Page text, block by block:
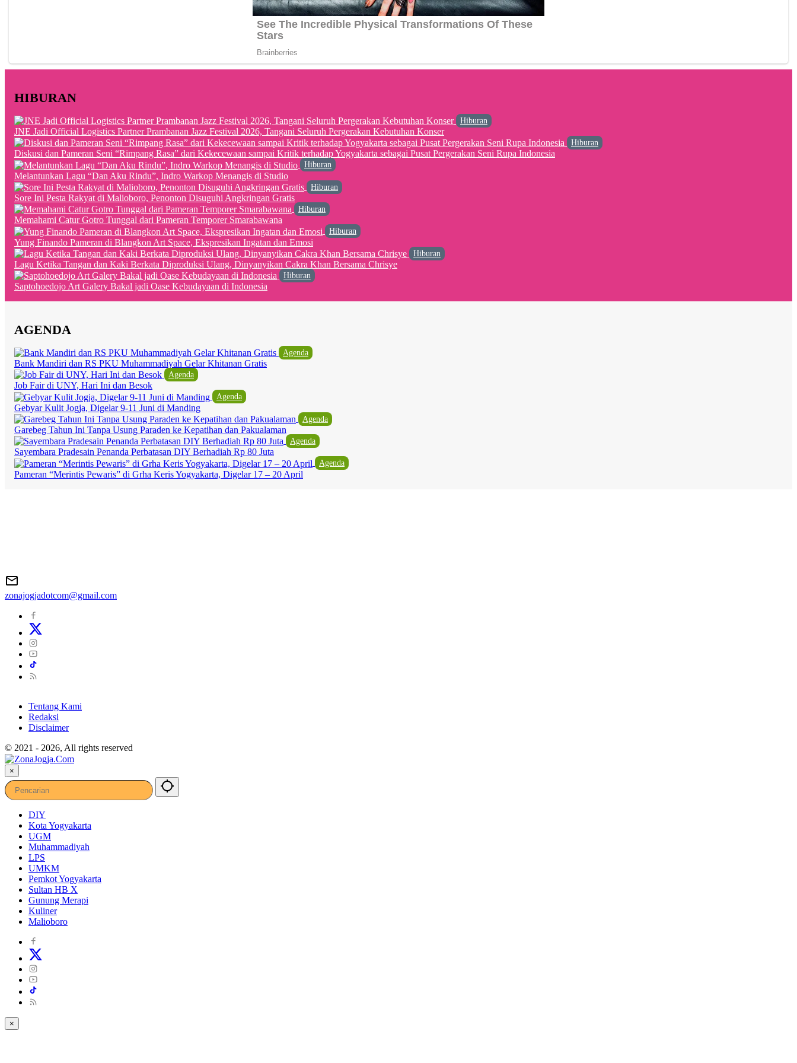
HIBURAN
Hiburan
JNE Jadi Official Logistics Partner Prambanan Jazz Festival 2026, Tangani Seluruh Pergerakan Kebutuhan Konser
Hiburan
Diskusi dan Pameran Seni “Rimpang Rasa” dari Kekecewaan sampai Kritik terhadap Yogyakarta sebagai Pusat Pergerakan Seni Rupa Indonesia
Hiburan
Melantunkan Lagu “Dan Aku Rindu”, Indro Warkop Menangis di Studio
Hiburan
Sore Ini Pesta Rakyat di Malioboro, Penonton Disuguhi Angkringan Gratis
Hiburan
Memahami Catur Gotro Tunggal dari Pameran Temporer Smarabawana
Hiburan
Yung Finando Pameran di Blangkon Art Space, Ekspresikan Ingatan dan Emosi
Hiburan
Lagu Ketika Tangan dan Kaki Berkata Diproduksi Ulang, Dinyanyikan Cakra Khan Bersama Chrisye
Hiburan
Saptohoedojo Art Galery Bakal jadi Oase Kebudayaan di Indonesia
AGENDA
Agenda
Bank Mandiri dan RS PKU Muhammadiyah Gelar Khitanan Gratis
Agenda
Job Fair di UNY, Hari Ini dan Besok
Agenda
Gebyar Kulit Jogja, Digelar 9-11 Juni di Manding
Agenda
Garebeg Tahun Ini Tanpa Usung Paraden ke Kepatihan dan Pakualaman
Agenda
Sayembara Pradesain Penanda Perbatasan DIY Berhadiah Rp 80 Juta
Agenda
Pameran “Merintis Pewaris” di Grha Keris Yogyakarta, Digelar 17 – 20 April
zonajogjadotcom@gmail.com
Tentang Kami
Redaksi
Disclaimer
© 2021 - 2026, All rights reserved
×
DIY
Kota Yogyakarta
UGM
Muhammadiyah
LPS
UMKM
Pemkot Yogyakarta
Sultan HB X
Gunung Merapi
Kuliner
Malioboro
×